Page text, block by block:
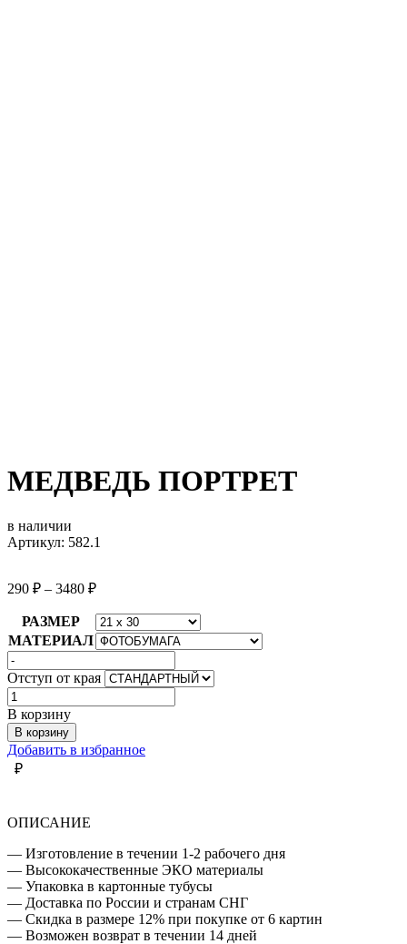
МЕДВЕДЬ ПОРТРЕТ
в наличии
Артикул: 582.1
290 ₽ – 3480 ₽
РАЗМЕР
МАТЕРИАЛ
Отступ от края
Количество
товара
МЕДВЕДЬ
ПОРТРЕТ
В корзину
В корзину
Добавить в избранное
₽
ОПИСАНИЕ
— Изготовление в течении 1-2 рабочего дня
— Высококачественные ЭКО материалы
— Упаковка в картонные тубусы
— Доставка по России и странам СНГ
— Скидка в размере 12% при покупке от 6 картин
— Возможен возврат в течении 14 дней